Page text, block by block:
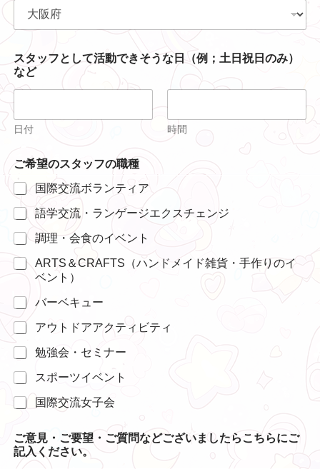
スタッフとして活動できそうな日（例；土日祝日のみ）
など
日付 時間
ご希望のスタッフの職種
国際交流ボランティア
語学交流・ランゲージエクスチェンジ
調理・会食のイベント
ARTS＆CRAFTS（ハンドメイド雑貨・手作りのイ
ベント）
バーベキュー
アウトドアアクティビティ
勉強会・セミナー
スポーツイベント
国際交流女子会
ご意見・ご要望・ご質問などございましたらこちらにご
記入ください。